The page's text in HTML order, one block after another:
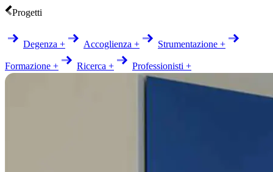
Progetti
Degenza + Accoglienza + Strumentazione +
Formazione + Ricerca + Professionisti +